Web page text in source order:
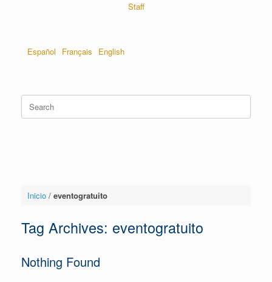
Staff
Español Français English
Inicio/ eventogratuito
Tag Archives: eventogratuito
Nothing Found